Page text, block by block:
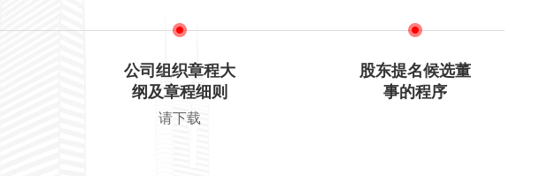
公司组织章程大
纲及章程细则
请下载
股东提名候选董
事的程序